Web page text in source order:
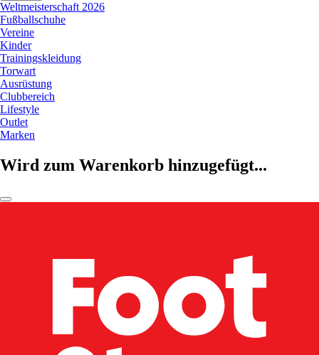
Weltmeisterschaft 2026
Fußballschuhe
Vereine
Kinder
Trainingskleidung
Torwart
Ausrüstung
Clubbereich
Lifestyle
Outlet
Marken
Wird zum Warenkorb hinzugefügt...